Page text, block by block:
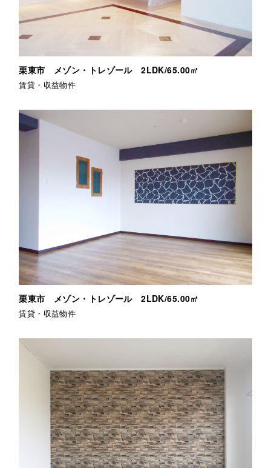
栗東市 メゾン・トレゾール 2LDK/65.00㎡
賃貸・収益物件
栗東市 メゾン・トレゾール 2LDK/65.00㎡
賃貸・収益物件